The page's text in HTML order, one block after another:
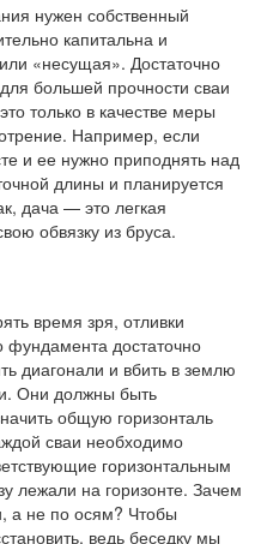
нужен собственный
капитальна и
«несущая». Достаточно
большей прочности сваи
только в качестве меры
Например, если
и ее нужно приподнять над
длины и планируется
дача — это легкая
обвязку из бруса.
время зря, отливки
фундамента достаточно
диагонали и вбить в землю
Они должны быть
общую горизонталь
сваи необходимо
горизонтальным
лежали на горизонте. Зачем
а не по осям? Чтобы
ведь беседку мы